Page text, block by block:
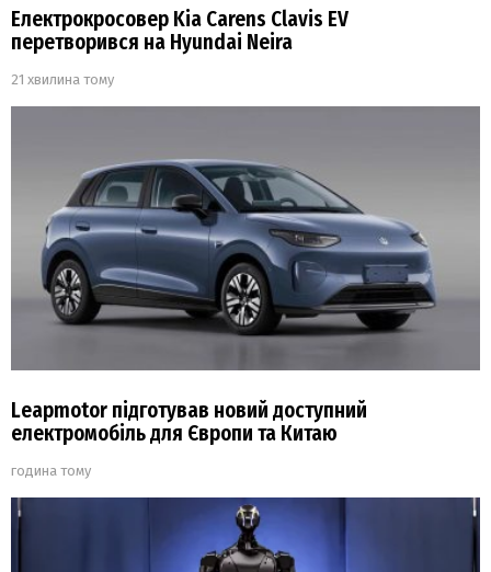
Електрокросовер Kia Carens Clavis EV
перетворився на Hyundai Neira
21 хвилина тому
Leapmotor підготував новий доступний
електромобіль для Європи та Китаю
година тому